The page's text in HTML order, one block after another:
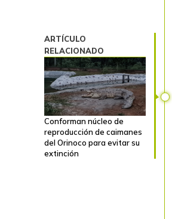
ARTÍCULO
RELACIONADO
Conforman núcleo de
reproducción de caimanes
del Orinoco para evitar su
extinción